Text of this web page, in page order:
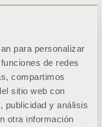
para personalizar
de redes
compartimos
sitio web con
publicidad y análisis
otra información
es